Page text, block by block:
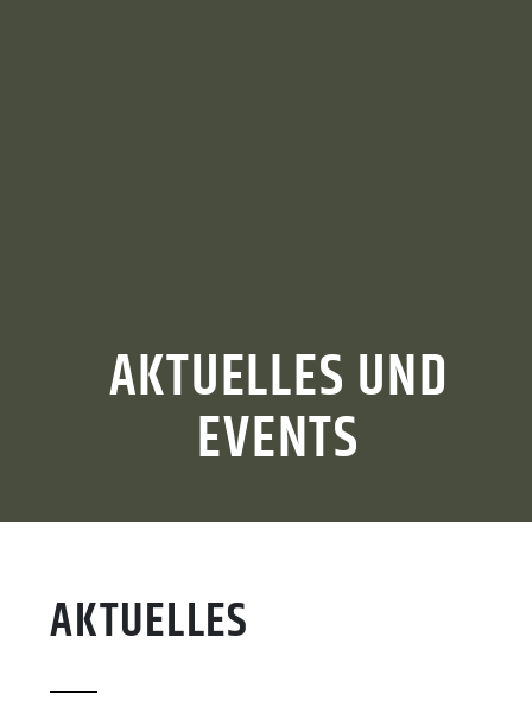
AKTUELLES UND
EVENTS
AKTUELLES